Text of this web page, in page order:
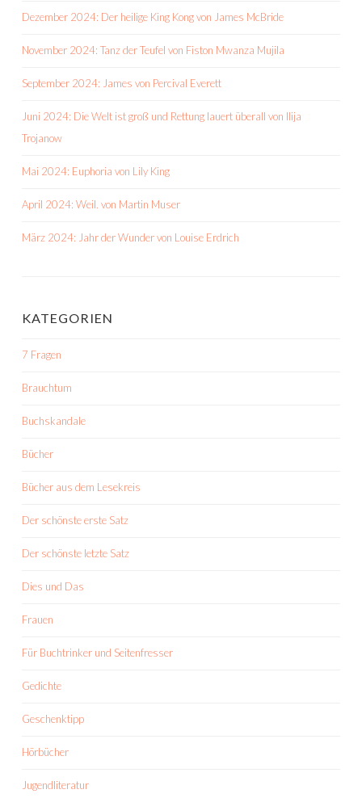
Dezember 2024: Der heilige King Kong von James McBride
November 2024: Tanz der Teufel von Fiston Mwanza Mujila
September 2024: James von Percival Everett
Juni 2024: Die Welt ist groß und Rettung lauert überall von Ilija
Trojanow
Mai 2024: Euphoria von Lily King
April 2024: Weil. von Martin Muser
März 2024: Jahr der Wunder von Louise Erdrich
KATEGORIEN
7 Fragen
Brauchtum
Buchskandale
Bücher
Bücher aus dem Lesekreis
Der schönste erste Satz
Der schönste letzte Satz
Dies und Das
Frauen
Für Buchtrinker und Seitenfresser
Gedichte
Geschenktipp
Hörbücher
Jugendliteratur